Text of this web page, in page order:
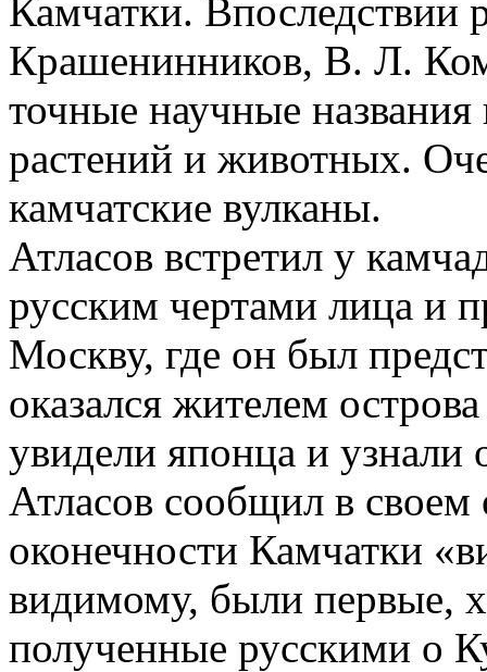
Камчатки. Впоследствии
Крашенинников, В. Л.
точные научные
растений и животных.
камчатские вулканы.
Атласов встретил у
русским чертами лица и
Москву, где он был
оказался жителем
увидели японца и узнали
Атласов сообщил в
оконечности Камчатки
видимому, были первые,
полученные русскими о